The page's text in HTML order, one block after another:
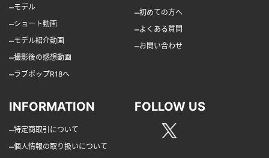
–モデル
–ショート動画
–モデル紹介動画
–撮影後の感想動画
–ラブポップR18へ
–初めての方へ
–よくある質問
–お問い合わせ
INFORMATION
–特定商取引について
–個人情報の取り扱いについて
FOLLOW US